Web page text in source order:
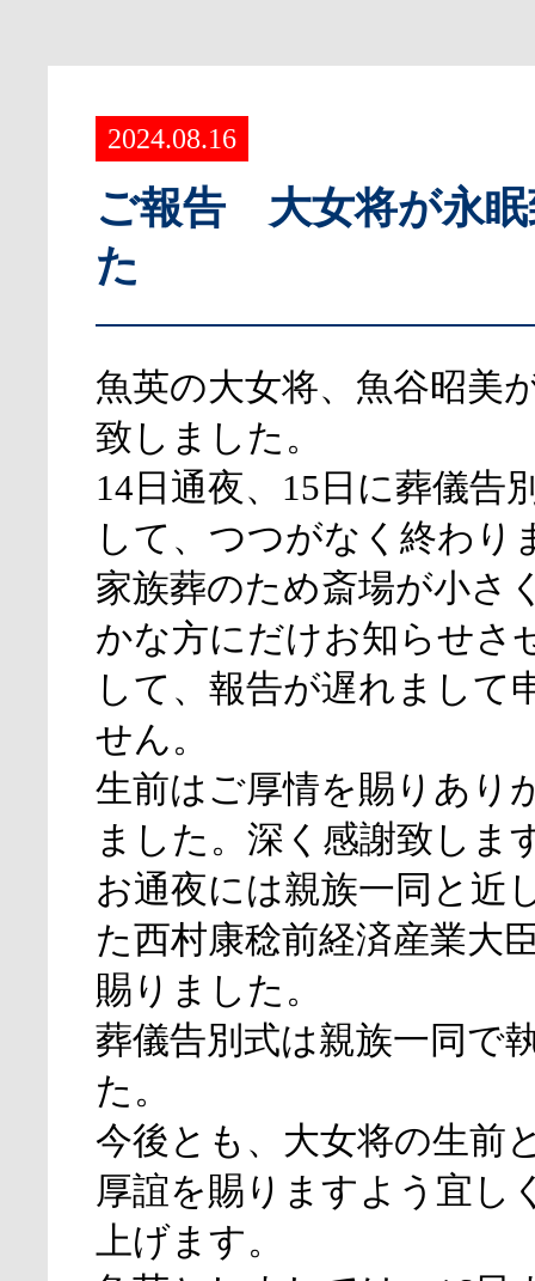
2024.08.16
ご報告 大女将が永眠
た
魚英の大女将、魚谷昭美
致しました。
14日通夜、15日に葬儀告
して、つつがなく終わり
家族葬のため斎場が小さ
かな方にだけお知らせさ
して、報告が遅れまして
せん。
生前はご厚情を賜りあり
ました。深く感謝致しま
お通夜には親族一同と近
た西村康稔前経済産業大
賜りました。
葬儀告別式は親族一同で
た。
今後とも、大女将の生前
厚誼を賜りますよう宜し
上げます。